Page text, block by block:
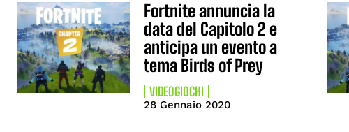
Fortnite annuncia la
data del Capitolo 2 e
anticipa un evento a
tema Birds of Prey
VIDEOGIOCHI
28 Gennaio 2020